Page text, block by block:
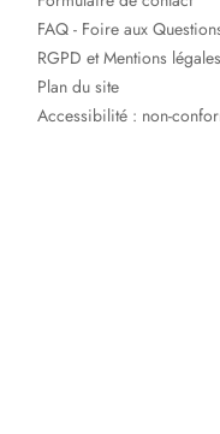
FAQ - Foire aux
RGPD et Mentions légales
Plan du site
Accessibilité : non-